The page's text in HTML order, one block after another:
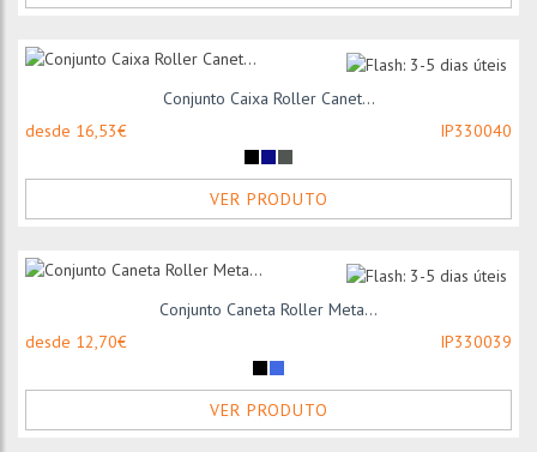
Conjunto Caixa Roller Canet...
desde 16,53€
IP330040
VER PRODUTO
Conjunto Caneta Roller Meta...
desde 12,70€
IP330039
VER PRODUTO